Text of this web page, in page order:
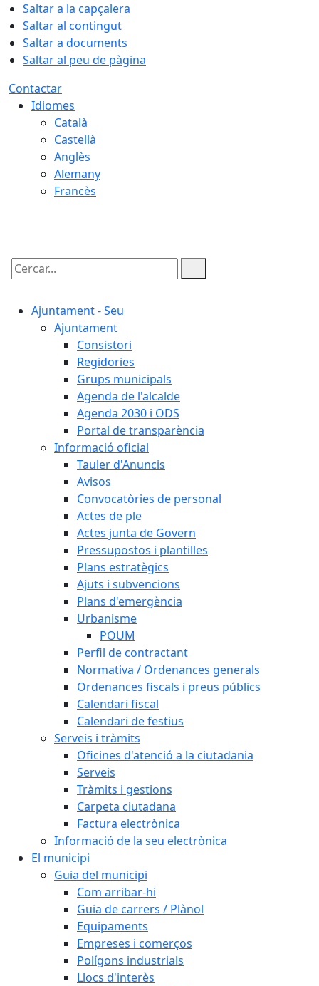
Saltar a la capçalera
Saltar al contingut
Saltar a documents
Saltar al peu de pàgina
Contactar
Idiomes
Català
Castellà
Anglès
Alemany
Francès
Cercar:
Ajuntament - Seu
Ajuntament
Consistori
Regidories
Grups municipals
Agenda de l'alcalde
Agenda 2030 i ODS
Portal de transparència
Informació oficial
Tauler d'Anuncis
Avisos
Convocatòries de personal
Actes de ple
Actes junta de Govern
Pressupostos i plantilles
Plans estratègics
Ajuts i subvencions
Plans d'emergència
Urbanisme
POUM
Perfil de contractant
Normativa / Ordenances generals
Ordenances fiscals i preus públics
Calendari fiscal
Calendari de festius
Serveis i tràmits
Oficines d'atenció a la ciutadania
Serveis
Tràmits i gestions
Carpeta ciutadana
Factura electrònica
Informació de la seu electrònica
El municipi
Guia del municipi
Com arribar-hi
Guia de carrers / Plànol
Equipaments
Empreses i comerços
Polígons industrials
Llocs d'interès